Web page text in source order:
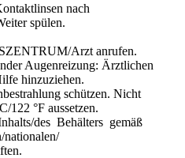
nach
spülen.
Arzt anrufen.
Augenreizung: Ärztlichen
hinzuziehen.
schützen. Nicht
122 °F aussetzen.
des Behälters gemäß
nationalen/